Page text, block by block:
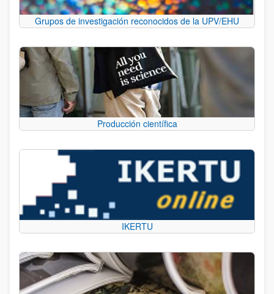
Grupos de investigación reconocidos de la UPV/EHU
Producción científica
IKERTU